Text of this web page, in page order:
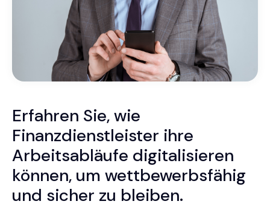
Erfahren Sie, wie
Finanzdienstleister ihre
Arbeitsabläufe digitalisieren
können, um wettbewerbsfähig
und sicher zu bleiben.